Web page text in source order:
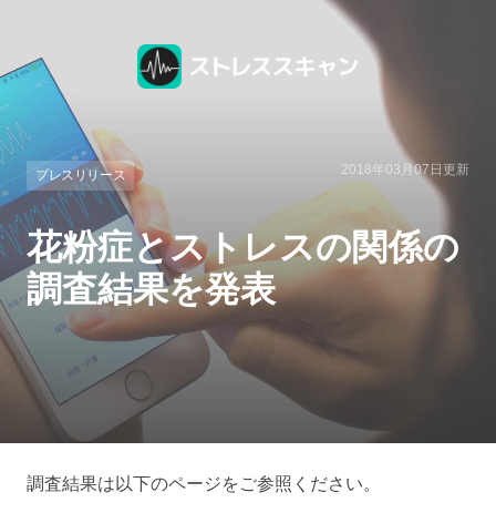
プレスリリース 2018年03月07日 更新
花粉症とストレスの関係の
調査結果を発表
調査結果は以下のページをご参照ください。